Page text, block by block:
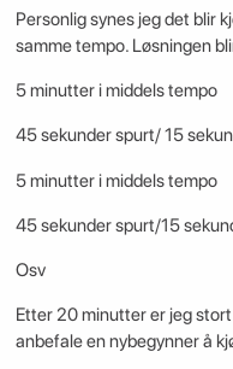
Personlig synes jeg det blir
samme tempo. Løsningen
5 minutter i middels tempo
45 sekunder spurt/ 15
5 minutter i middels tempo
45 sekunder spurt/15
Osv
Etter 20 minutter er jeg
anbefale en nybegynner å